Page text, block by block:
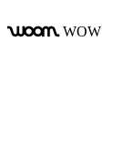
woom WOW